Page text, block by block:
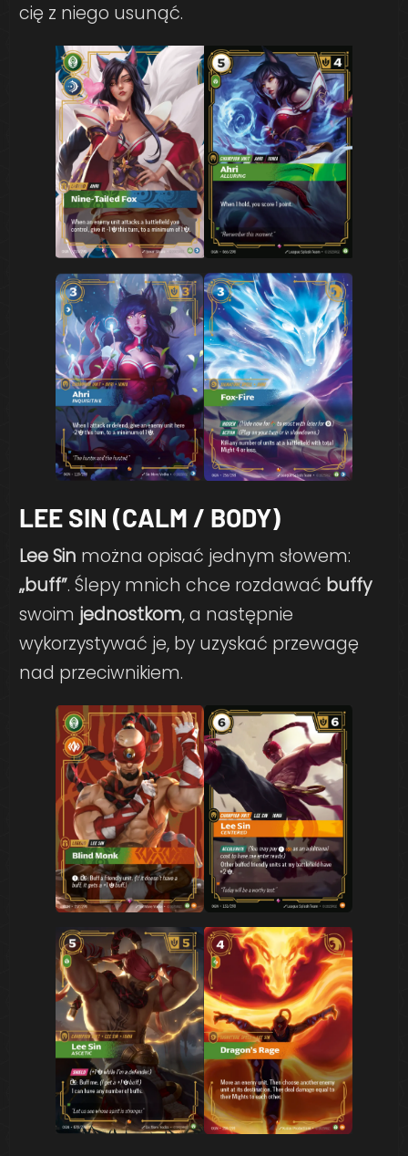
cię z niego usunąć.
LEE SIN (CALM / BODY)
Lee Sin można opisać jednym słowem:
„buff”. Ślepy mnich chce rozdawać buffy
swoim jednostkom, a następnie
wykorzystywać je, by uzyskać przewagę
nad przeciwnikiem.